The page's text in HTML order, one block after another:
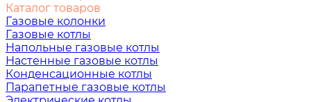
Каталог товаров
Газовые колонки
Газовые котлы
Напольные газовые котлы
Настенные газовые котлы
Конденсационные котлы
Парапетные газовые котлы